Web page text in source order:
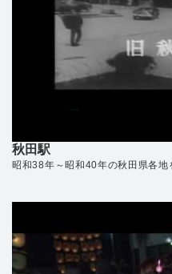
秋田駅
（ダウンロードできません）
昭和38年～昭和40年の秋田県各地